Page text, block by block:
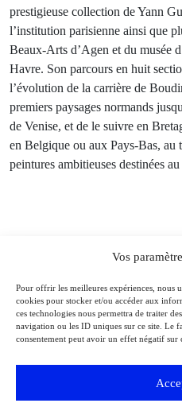
Vos
Pour offrir les meilleures expériences, nous
cookies pour stocker et/ou accéder aux
ces technologies nous permettra de traiter
navigation ou les ID uniques sur ce site. Le
consentement peut avoir un effet négatif sur
prestigieuse collection de Yann
l’institution parisienne ainsi que
Beaux-Arts d’Agen et du musée
Havre. Son parcours en huit
l’évolution de la carrière de
premiers paysages normands
de Venise, et de le suivre en
en Belgique ou aux Pays-Bas, au
peintures ambitieuses destinées
Événements Du 25.08.2026 au
Lettre à son épouse
Paris
Musée de la Libération de Paris
Jean Moulin
Libération de Paris – musée du
expose la lettre du 27 août 1944